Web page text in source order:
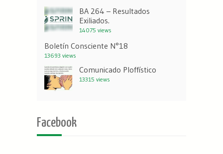
BA 264 – Resultados
Exiliados.
14075 views
Boletín Consciente N°18
13693 views
Comunicado Ploffístico
13315 views
Facebook